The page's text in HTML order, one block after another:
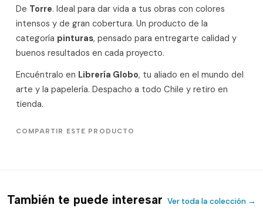
De Torre. Ideal para dar vida a tus obras con colores
intensos y de gran cobertura. Un producto de la
categoría pinturas, pensado para entregarte calidad y
buenos resultados en cada proyecto.
Encuéntralo en Librería Globo, tu aliado en el mundo del
arte y la papelería. Despacho a todo Chile y retiro en
tienda.
COMPARTIR ESTE PRODUCTO
También te puede interesar Ver toda la colección →